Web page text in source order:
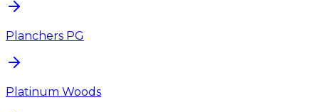
Planchers PG
Platinum Woods